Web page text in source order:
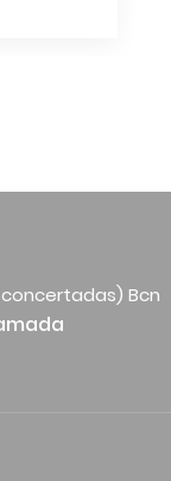
Bcn